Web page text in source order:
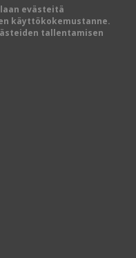
evästeitä
käyttökokemustanne.
tallentamisen